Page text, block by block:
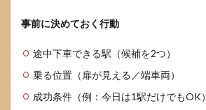
事前に決めておく行動
途中下車できる駅（候補を2つ）
乗る位置（扉が見える／端車両）
成功条件（例：今日は1駅だけでもOK）